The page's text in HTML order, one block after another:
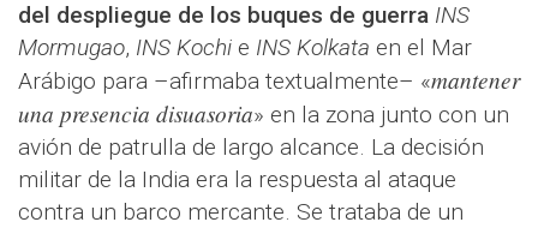
del despliegue de los buques de guerra INS
Mormugao, INS Kochi e INS Kolkata en el Mar
Arábigo para –afirmaba textualmente– «mantener
una presencia disuasoria» en la zona junto con un
avión de patrulla de largo alcance. La decisión
militar de la India era la respuesta al ataque
contra un barco mercante. Se trataba de un